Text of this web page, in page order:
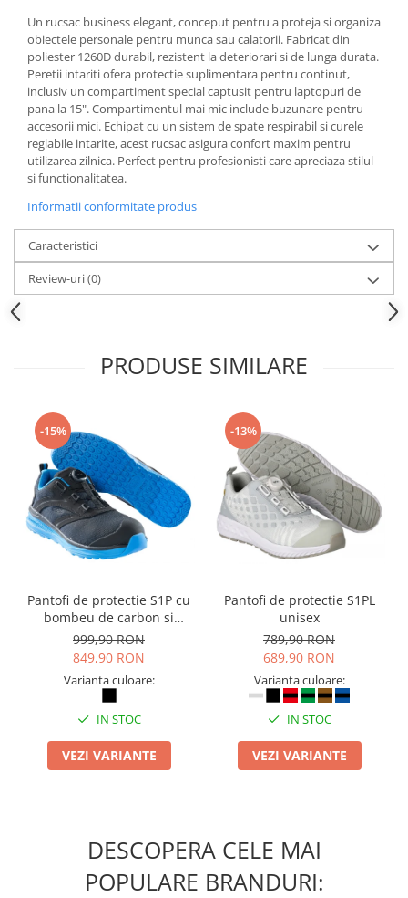
Un rucsac business elegant, conceput pentru a proteja si organiza
obiectele personale pentru munca sau calatorii. Fabricat din
poliester 1260D durabil, rezistent la deteriorari si de lunga durata.
Peretii intariti ofera protectie suplimentara pentru continut,
inclusiv un compartiment special captusit pentru laptopuri de
pana la 15". Compartimentul mai mic include buzunare pentru
accesorii mici. Echipat cu un sistem de spate respirabil si curele
reglabile intarite, acest rucsac asigura confort maxim pentru
utilizarea zilnica. Perfect pentru profesionisti care apreciaza stilul
si functionalitatea.
Informatii conformitate produs
Caracteristici
Review-uri(0)
PRODUSE SIMILARE
-15%
Pantofi de protectie S1P cu
bombeu de carbon si
inchidere BOAÂ® Fit
999,90 RON
849,90 RON
Varianta culoare:
IN STOC
VEZI VARIANTE
-13%
Pantofi de protectie S1PL
unisex
789,90 RON
689,90 RON
Varianta culoare:
IN STOC
VEZI VARIANTE
DESCOPERA CELE MAI
POPULARE BRANDURI: